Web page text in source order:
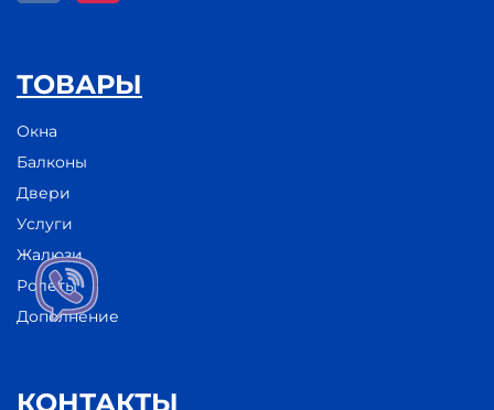
ТОВАРЫ
Окна
Балконы
Двери
Услуги
Жалюзи
Ролеты
Дополнение
КОНТАКТЫ